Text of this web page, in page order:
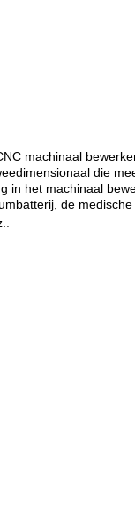
machinaal
die
in het machinaal
de